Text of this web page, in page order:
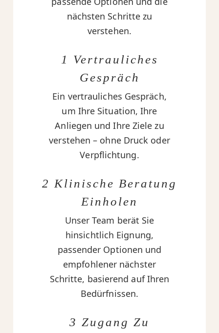
nächsten Schritte zu
verstehen.
1 Vertrauliches
Gespräch
Ein vertrauliches Gespräch,
um Ihre Situation, Ihre
Anliegen und Ihre Ziele zu
verstehen – ohne Druck oder
Verpflichtung.
2 Klinische Beratung
Einholen
Unser Team berät Sie
hinsichtlich Eignung,
passender Optionen und
empfohlener nächster
Schritte, basierend auf Ihren
Bedürfnissen.
3 Zugang Zu